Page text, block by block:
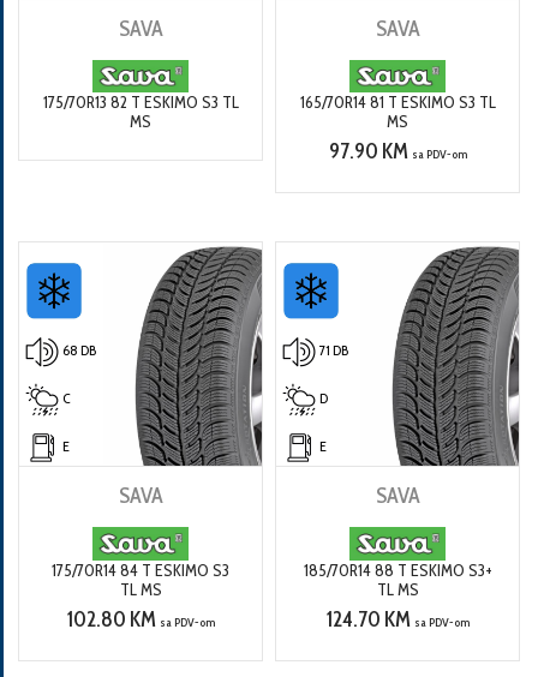
SAVA
175/70R13 82 T ESKIMO S3 TL
MS
SAVA
165/70R14 81 T ESKIMO S3 TL
MS
97.90 KM sa PDV-om
68 DB
C
E
SAVA
175/70R14 84 T ESKIMO S3
TL MS
102.80 KM sa PDV-om
71 DB
D
E
SAVA
185/70R14 88 T ESKIMO S3+
TL MS
124.70 KM sa PDV-om